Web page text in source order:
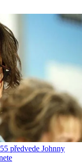
předvede Johnny